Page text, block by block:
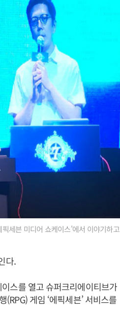
세븐 미디어 쇼케이스'에서 이야기하고
다.
스를 열고 슈퍼크리에이티브가
게임 ‘에픽세븐’ 서비스를